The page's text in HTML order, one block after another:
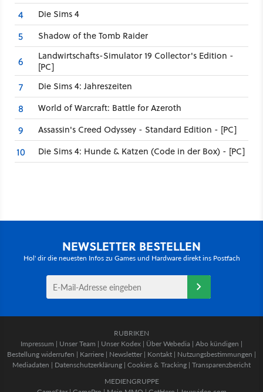
4 Die Sims 4
5 Shadow of the Tomb Raider
6
Landwirtschafts-Simulator 19 Collector's Edition -
[PC]
7 Die Sims 4: Jahreszeiten
8 World of Warcraft: Battle for Azeroth
9 Assassin's Creed Odyssey - Standard Edition - [PC]
10 Die Sims 4: Hunde & Katzen (Code in der Box) - [PC]
NEWSLETTER BESTELLEN
Hol' dir die neuesten Infos zu Games und Hardware direkt ins Postfach
RUBRIKEN
Impressum | Unser Team | Unser Kodex | Über Webedia | Abo kündigen |
Bestellung widerrufen | Karriere | Newsletter | Kontakt | Nutzungsbestimmungen |
Mediadaten | Datenschutzerklärung | Cookies & Tracking | Transparenzbericht
MEDIENGRUPPE